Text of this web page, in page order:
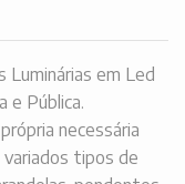
Luminárias em Led
e Pública.
necessária
variados tipos de